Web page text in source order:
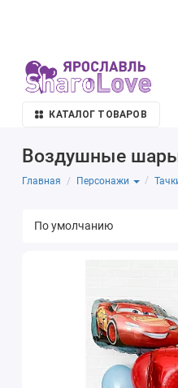
КАТАЛОГ ТОВАРОВ
Воздушные
Главная Персонажи